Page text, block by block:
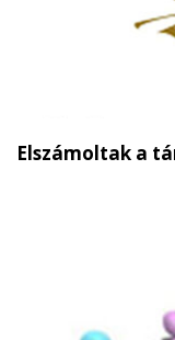
Elszámoltak a